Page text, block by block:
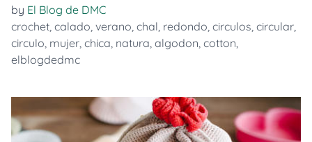
by El Blog de DMC
crochet, calado, verano, chal, redondo, circulos, circular,
circulo, mujer, chica, natura, algodon, cotton,
elblogdedmc